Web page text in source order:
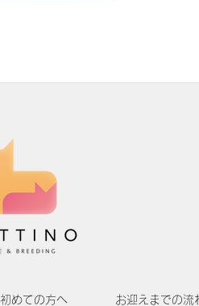
初めての方へ お迎えまでの流